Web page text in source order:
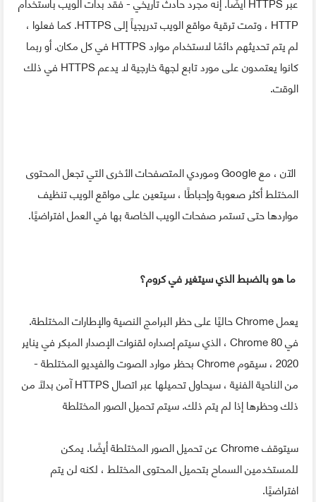
HTTP ، وتمت ترقية مواقع الويب تدريجياً إلى HTTPS. كما فعلوا ،
لم يتم تحديثهم دائمًا لاستخدام موارد HTTPS في كل مكان. أو ربما
كانوا يعتمدون على مورد تابع لجهة خارجية لا يدعم HTTPS في ذلك
الوقت.
الآن ، مع Google وموردي المتصفحات الأخرى التي تجعل المحتوى
المختلط أكثر صعوبة وإحباطًا ، سيتعين على مواقع الويب تنظيف
مواردها حتى تستمر صفحات الويب الخاصة بها في العمل افتراضيًا.
ما هو بالضبط الذي سيتغير في كروم؟
يعمل Chrome حاليًا على حظر البرامج النصية والإطارات المختلطة.
في Chrome 80 ، الذي سيتم إصداره لقنوات الإصدار المبكر في يناير
2020 ، سيقوم Chrome بحظر موارد الصوت والفيديو المختلطة -
من الناحية الفنية ، سيحاول تحميلها عبر اتصال HTTPS آمن بدلاً من
ذلك وحظرها إذا لم يتم ذلك. سيتم تحميل الصور المختلطة
سيتوقف Chrome عن تحميل الصور المختلطة أيضًا. يمكن
للمستخدمين السماح بتحميل المحتوى المختلط ، لكنه لن يتم
افتراضيًا.